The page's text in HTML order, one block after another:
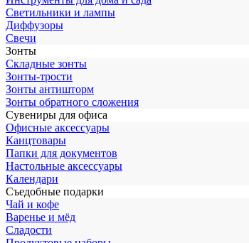
Светильники и лампы
Диффузоры
Свечи
Зонты
Складные зонты
Зонты-трости
Зонты антишторм
Зонты обратного сложения
Сувениры для офиса
Офисные аксессуары
Канцтовары
Папки для документов
Настольные аксессуары
Календари
Съедобные подарки
Чай и кофе
Варенье и мёд
Сладости